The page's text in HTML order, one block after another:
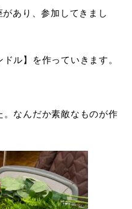
あり、参加してきまし
ル】を作っていきます。
。なんだか素敵なものが作